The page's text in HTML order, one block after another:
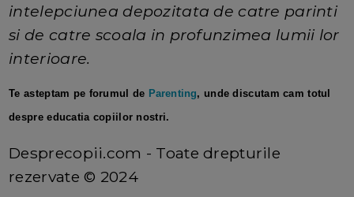
intelepciunea depozitata de catre parinti
si de catre scoala in profunzimea lumii lor
interioare.
Te asteptam pe forumul de Parenting, unde discutam cam totul
despre educatia copiilor nostri.
Desprecopii.com - Toate drepturile
rezervate © 2024